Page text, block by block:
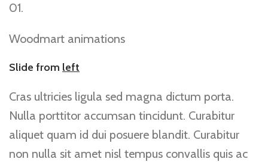
01.
Woodmart animations
Slide from left
Cras ultricies ligula sed magna dictum porta.
Nulla porttitor accumsan tincidunt. Curabitur
aliquet quam id dui posuere blandit. Curabitur
non nulla sit amet nisl tempus convallis quis ac